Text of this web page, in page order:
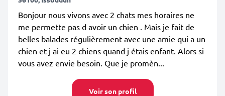
Bonjour nous vivons avec 2 chats mes horaires ne
me permette pas d avoir un chien . Mais je fait de
belles balades régulièrement avec une amie qui a un
chien et j ai eu 2 chiens quand j étais enfant. Alors si
vous avez envie besoin. Que je promèn...
Voir son profil